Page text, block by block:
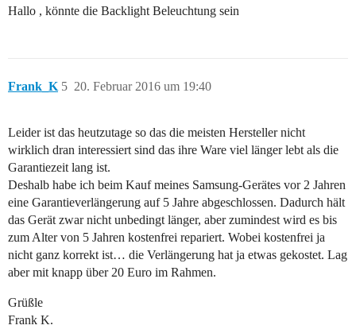
Hallo , könnte die Backlight Beleuchtung sein
Frank_K 20. Februar 2016 um 19:40
5
Leider ist das heutzutage so das die meisten Hersteller nicht
wirklich dran interessiert sind das ihre Ware viel länger lebt als die
Garantiezeit lang ist.
Deshalb habe ich beim Kauf meines Samsung-Gerätes vor 2 Jahren
eine Garantieverlängerung auf 5 Jahre abgeschlossen. Dadurch hält
das Gerät zwar nicht unbedingt länger, aber zumindest wird es bis
zum Alter von 5 Jahren kostenfrei repariert. Wobei kostenfrei ja
nicht ganz korrekt ist… die Verlängerung hat ja etwas gekostet. Lag
aber mit knapp über 20 Euro im Rahmen.
Grüßle
Frank K.